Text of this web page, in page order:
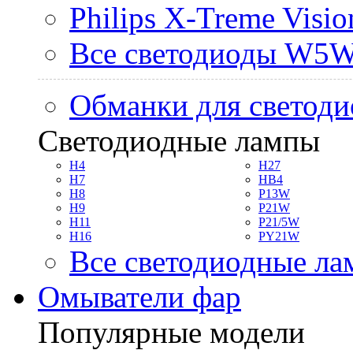
Philips X-Treme
Все светодиоды
Обманки для
Светодиодные лампы
H4
H7
H8
H9
H11
H16
H27
HB4
P13W
P21W
P21/5W
PY21W
Все светодиодные
Омыватели фар
Популярные модели